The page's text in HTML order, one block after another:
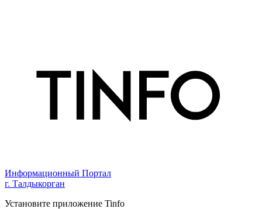
Информационный Портал
г. Талдыкорган
Установите приложение Tinfo